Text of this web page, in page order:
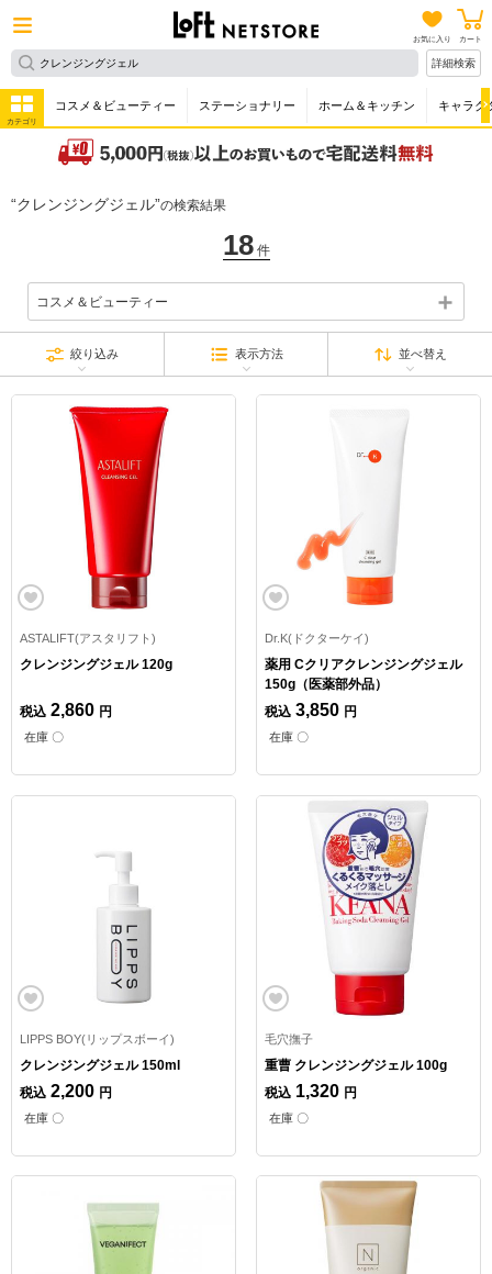
お気に入り カート
詳細検索
カテゴリ
コスメ＆ビューティー ステーショナリー ホーム＆キッチン キャラク
クレンジングジェル の検索結果
18件
コスメ＆ビューティー
絞り込み 表示方法 並べ替え
ASTALIFT(アスタリフト)
クレンジングジェル 120g
税込 2,860 円
在庫 〇
Dr.K(ドクターケイ)
薬用 Cクリアクレンジングジェル
150g（医薬部外品）
税込 3,850 円
在庫 〇
LIPPS BOY(リップスボーイ)
クレンジングジェル 150ml
税込 2,200 円
在庫 〇
毛穴撫子
重曹 クレンジングジェル 100g
税込 1,320 円
在庫 〇